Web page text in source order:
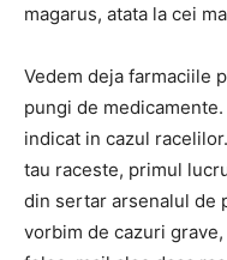
magarus, atata la cei
Vedem deja farmaciile
pungi de medicamente.
indicat in cazul
tau raceste, primul
din sertar arsenalul de
vorbim de cazuri